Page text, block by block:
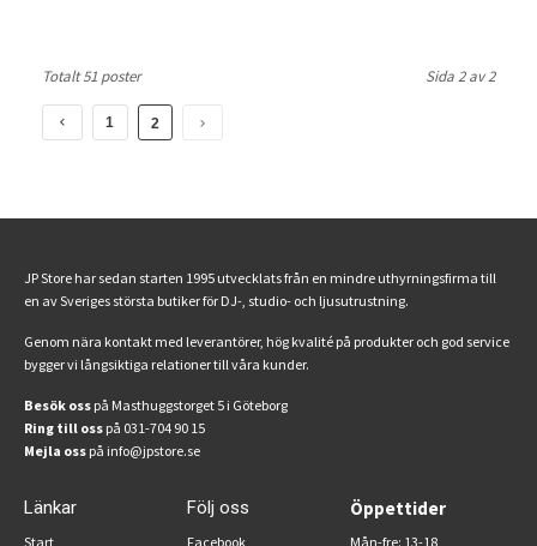
Totalt 51 poster Sida 2 av 2
1 2
JP Store har sedan starten 1995 utvecklats från en mindre uthyrningsfirma till
en av Sveriges största butiker för DJ-, studio- och ljusutrustning.
Genom nära kontakt med leverantörer, hög kvalité på produkter och god service
bygger vi långsiktiga relationer till våra kunder.
Besök oss på Masthuggstorget 5 i Göteborg
Ring till oss på 031-704 90 15
Mejla oss på info@jpstore.se
Länkar
Start
Följ oss
Facebook
Öppettider
Mån-fre: 13-18